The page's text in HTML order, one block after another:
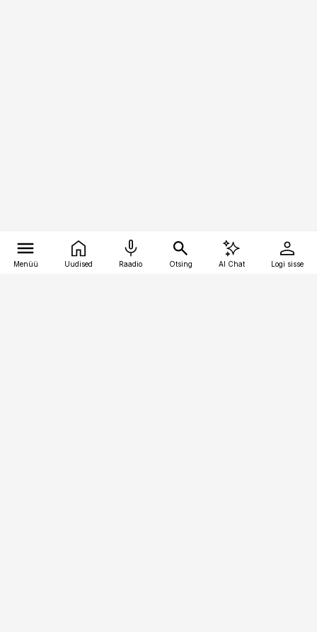
Menüü Uudised Raadio Otsing AI Chat Logi sisse